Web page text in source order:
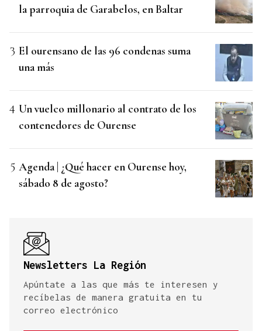
la parroquia de Garabelos, en Baltar
El ourensano de las 96 condenas suma
una más
Un vuelco millonario al contrato de los
contenedores de Ourense
Agenda | ¿Qué hacer en Ourense hoy,
sábado 8 de agosto?
Newsletters La Región
Apúntate a las que más te interesen y
recíbelas de manera gratuita en tu
correo electrónico